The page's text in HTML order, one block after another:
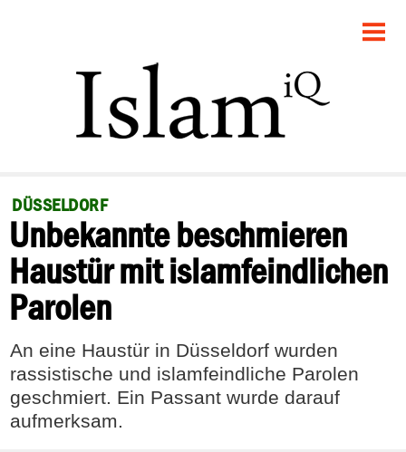
POLITIK
GESELLSCHAFT
RECHT
FEUILLETON
DEBATTE
DÜSSELDORF
Unbekannte beschmieren
Haustür mit islamfeindlichen
Parolen
An eine Haustür in Düsseldorf wurden
rassistische und islamfeindliche Parolen
geschmiert. Ein Passant wurde darauf
aufmerksam.